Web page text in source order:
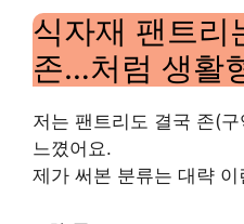
식자재 팬트리
존…처럼 생활
저는 팬트리도 결국 존(
느꼈어요.
제가 써본 분류는 대략 이